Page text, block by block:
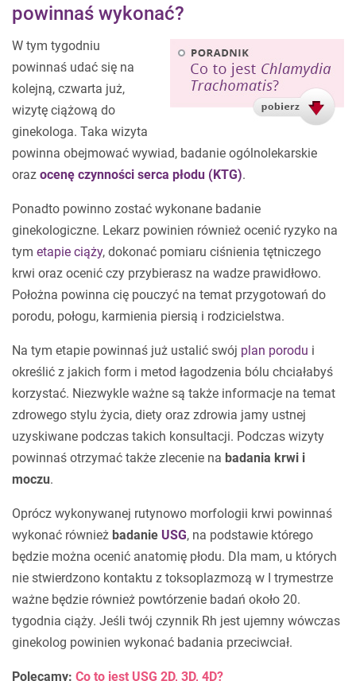
powinnaś wykonać?
W tym tygodniu
powinnaś udać się na
kolejną, czwarta już,
wizytę ciążową do
ginekologa. Taka wizyta
powinna obejmować wywiad, badanie ogólnolekarskie
oraz ocenę czynności serca płodu (KTG).
Ponadto powinno zostać wykonane badanie
ginekologiczne. Lekarz powinien również ocenić ryzyko na
tym etapie ciąży, dokonać pomiaru ciśnienia tętniczego
krwi oraz ocenić czy przybierasz na wadze prawidłowo.
Położna powinna cię pouczyć na temat przygotowań do
porodu, połogu, karmienia piersią i rodzicielstwa.
Na tym etapie powinnaś już ustalić swój plan porodu i
określić z jakich form i metod łagodzenia bólu chciałabyś
korzystać. Niezwykle ważne są także informacje na temat
zdrowego stylu życia, diety oraz zdrowia jamy ustnej
uzyskiwane podczas takich konsultacji. Podczas wizyty
powinnaś otrzymać także zlecenie na badania krwi i
moczu.
Oprócz wykonywanej rutynowo morfologii krwi powinnaś
wykonać również badanie USG, na podstawie którego
będzie można ocenić anatomię płodu. Dla mam, u których
nie stwierdzono kontaktu z toksoplazmozą w I trymestrze
ważne będzie również powtórzenie badań około 20.
tygodnia ciąży. Jeśli twój czynnik Rh jest ujemny wówczas
ginekolog powinien wykonać badania przeciwciał.
Polecamy: Co to jest USG 2D, 3D, 4D?